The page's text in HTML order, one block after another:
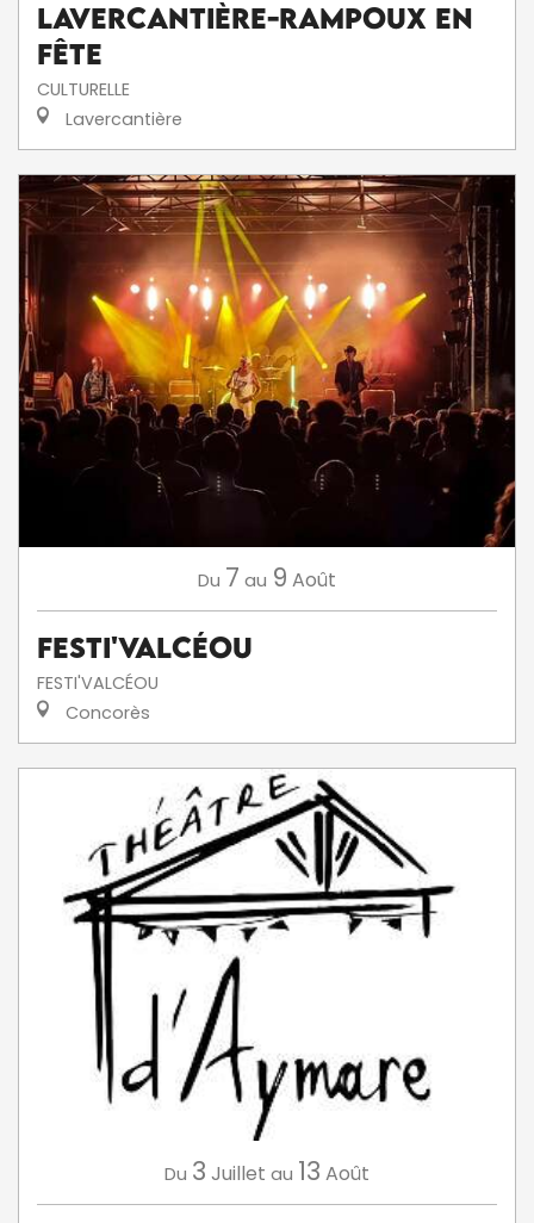
Lavercantière-Rampoux en
fête
CULTURELLE
Lavercantière
Du 7 au 9 Août
Festi'ValCéou
FESTI'VALCÉOU
Concorès
Du 3 Juillet au 13 Août